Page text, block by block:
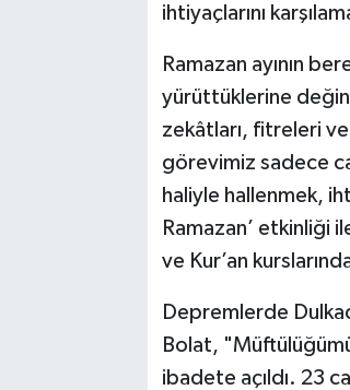
ihtiyaçlarını
Ramazan ayının
yürüttüklerine
zekâtları, fitreleri ve
görevimiz sadece
haliyle hallenmek,
Ramazan’ etkinliği
ve Kur’an
Depremlerde
Bolat,
ibadete açıldı. 23